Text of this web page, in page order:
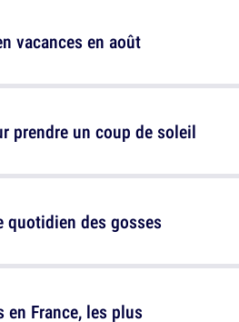
vacances en août
des gosses
prendre un coup de soleil
France, les plus